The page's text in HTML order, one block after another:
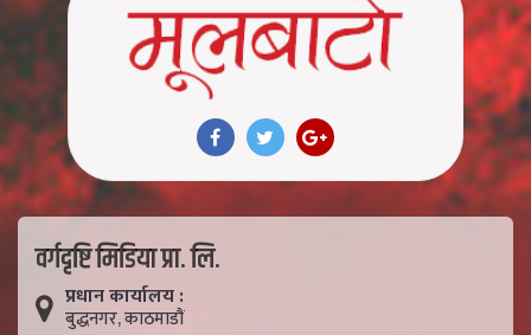
वर्गदृष्टि मिडिया प्रा. लि.
प्रधान कार्यालय :
बुद्धनगर, काठमाडाैं